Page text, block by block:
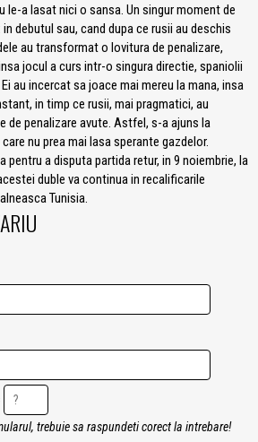
le-a lasat nici o sansa. Un singur moment de
debutul sau, cand dupa ce rusii au deschis
au transformat o lovitura de penalizare,
jocul a curs intr-o singura directie, spaniolii
au incercat sa joace mai mereu la mana, insa
in timp ce rusii, mai pragmatici, au
penalizare avute. Astfel, s-a ajuns la
nu prea mai lasa sperante gazdelor.
pentru a disputa partida retur, in 9 noiembrie, la
duble va continua in recalificarile
Tunisia.
trebuie sa raspundeti corect la intrebare!